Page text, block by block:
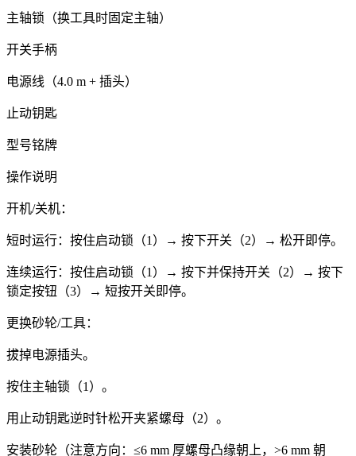
主轴锁（换工具时固定主轴）
开关手柄
电源线（4.0 m + 插头）
止动钥匙
型号铭牌
操作说明
开机/关机：
短时运行：按住启动锁（1）→ 按下开关（2）→ 松开即停。
连续运行：按住启动锁（1）→ 按下并保持开关（2）→ 按下
锁定按钮（3）→ 短按开关即停。
更换砂轮/工具：
拔掉电源插头。
按住主轴锁（1）。
用止动钥匙逆时针松开夹紧螺母（2）。
安装砂轮（注意方向：≤6 mm 厚螺母凸缘朝上，>6 mm 朝